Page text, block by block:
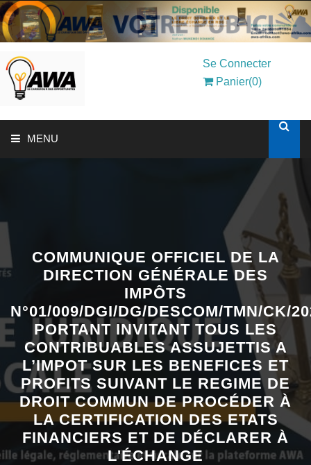
Se Connecter
Panier(0)
MENU
MON COMPTE
VEILLE JURIDIQUE ET FISCALE
LES ANALYSES
COMMUNIQUE OFFICIEL DE LA
DIRECTION GÉNÉRALE DES
IMPÔTS
N°01/009/DGI/DG/DESCOM/TMN/CK/
PORTANT INVITANT TOUS LES
CONTRIBUABLES ASSUJETTIS A
L’IMPOT SUR LES BENEFICES ET
PROFITS SUIVANT LE REGIME DE
DROIT COMMUN DE PROCÉDER À
LA CERTIFICATION DES ETATS
FINANCIERS ET DE DÉCLARER À
L'ÉCHANGE